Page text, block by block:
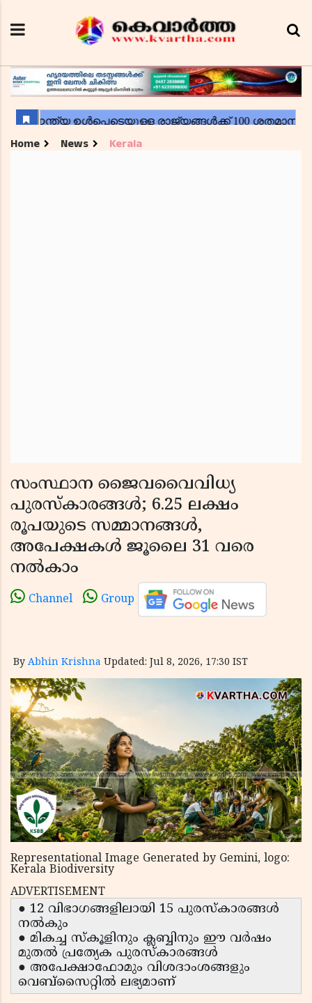
Home News Kerala
സംസ്ഥാന ജൈവവൈവിധ്യ
പുരസ്കാരങ്ങൾ; 6.25 ലക്ഷം
രൂപയുടെ സമ്മാനങ്ങൾ,
അപേക്ഷകൾ ജൂലൈ 31 വരെ
നൽകാം
Channel Group
By Abhin Krishna Updated: Jul 8, 2026, 17:30 IST
Representational Image Generated by Gemini, logo:
Kerala Biodiversity
ADVERTISEMENT
● 12 വിഭാഗങ്ങളിലായി 15 പുരസ്കാരങ്ങൾ
നൽകും
● മികച്ച സ്കൂളിനും ക്ലബ്ബിനും ഈ വർഷം
മുതൽ പ്രത്യേക പുരസ്കാരങ്ങൾ
● അപേക്ഷാഫോമും വിശദാംശങ്ങളും
വെബ്സൈറ്റിൽ ലഭ്യമാണ്